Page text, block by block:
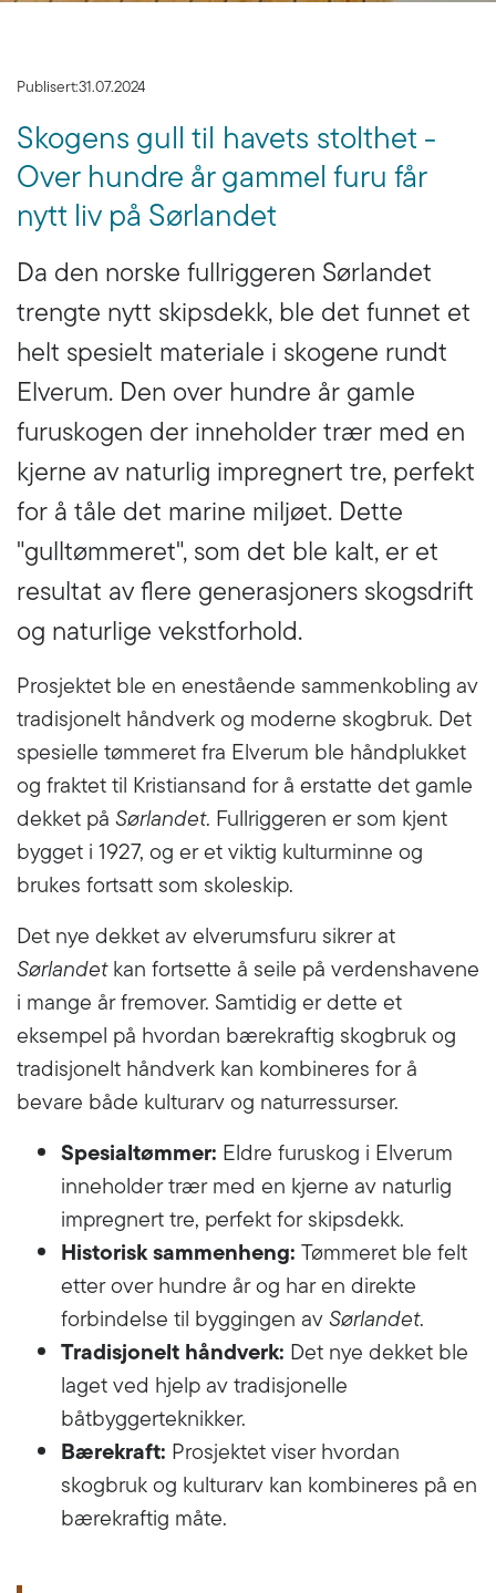
Publisert:31.07.2024
Skogens gull til havets stolthet -
Over hundre år gammel furu får
nytt liv på Sørlandet
Da den norske fullriggeren Sørlandet
trengte nytt skipsdekk, ble det funnet et
helt spesielt materiale i skogene rundt
Elverum. Den over hundre år gamle
furuskogen der inneholder trær med en
kjerne av naturlig impregnert tre, perfekt
for å tåle det marine miljøet. Dette
"gulltømmeret", som det ble kalt, er et
resultat av flere generasjoners skogsdrift
og naturlige vekstforhold.
Prosjektet ble en enestående sammenkobling av
tradisjonelt håndverk og moderne skogbruk. Det
spesielle tømmeret fra Elverum ble håndplukket
og fraktet til Kristiansand for å erstatte det gamle
dekket på Sørlandet. Fullriggeren er som kjent
bygget i 1927, og er et viktig kulturminne og
brukes fortsatt som skoleskip.
Det nye dekket av elverumsfuru sikrer at
Sørlandetkan fortsette å seile på verdenshavene
i mange år fremover. Samtidig er dette et
eksempel på hvordan bærekraftig skogbruk og
tradisjonelt håndverk kan kombineres for å
bevare både kulturarv og naturressurser.
Spesialtømmer: Eldre furuskog i Elverum
inneholder trær med en kjerne av naturlig
impregnert tre, perfekt for skipsdekk.
Historisk sammenheng: Tømmeret ble felt
etter over hundre år og har en direkte
forbindelse til byggingen avSørlandet.
Tradisjonelt håndverk: Det nye dekket ble
laget ved hjelp av tradisjonelle
båtbyggerteknikker.
Bærekraft: Prosjektet viser hvordan
skogbruk og kulturarv kan kombineres på en
bærekraftig måte.